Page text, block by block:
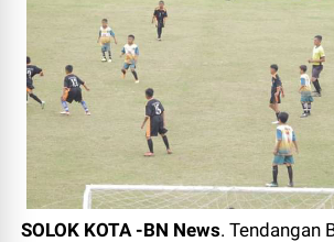
SOLOK KOTA -BN News. Tendangan